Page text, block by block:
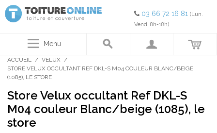
03 66 72 16 81 (Lun.
Vend. 8h-18h)
Menu
ACCUEIL / VELUX /
STORE VELUX OCCULTANT REF DKL-S M04 COULEUR BLANC/BEIGE
(1085), LE STORE
Store Velux occultant Ref DKL-S
M04 couleur Blanc/beige (1085), le
store